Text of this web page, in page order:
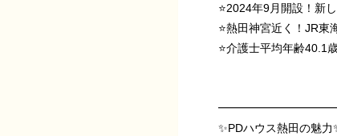
⭐️2024年9月開設！新
⭐️熱田神宮近く！JR東
⭐️介護士平均年齢40.1
✨️PDハウス熱田の魅力